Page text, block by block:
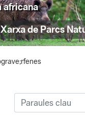
africana
de Parcs